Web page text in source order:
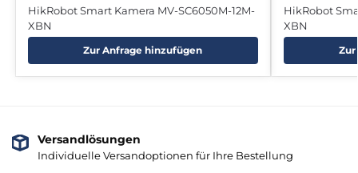
HikRobot Smart Kamera MV-SC6050M-12M-
XBN
Zur Anfrage hinzufügen
HikRobot
XBN
Versandlösungen
Individuelle Versandoptionen für Ihre Bestellung